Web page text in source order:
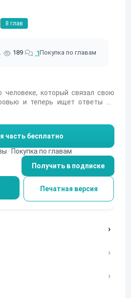
8 глав
189 1Покупка по главам
человеке, который связал свою
и теперь ищет ответы на
почему время повернулось
исчезли без следа. Почему сам
стал другим.... А самое
и Дьявол!
часть бесплатно
· Покупка по главам
Получить в подписке
Печатная версия